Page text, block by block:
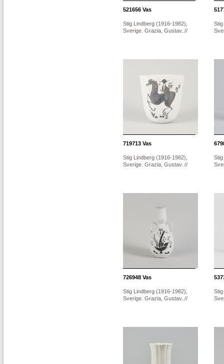
521656 Vas
Stig Lindberg (1916-1982),
Sverige. Grazia, Gustav..//
719713 Vas
Stig Lindberg (1916-1982),
Sverige. Grazia, Gustav..//
726948 Vas
Stig Lindberg (1916-1982),
Sverige. Grazia, Gustav..//